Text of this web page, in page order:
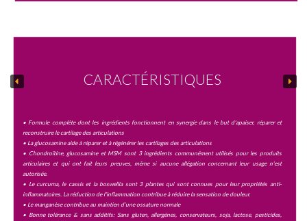
CARACTÉRISTIQUES
• Formule complète dont les ingrédients fonctionnent en synergie dans le but d'apaiser, réparer et
reconstruire le cartilage des articulations
• La glucosamine aide à réparer et à régénérer les cartilages des articulations
• Chondroïtine, glucosamine et MSM sont 3 ingrédients communément utilisés pour les produits
articulaires et qui ont fait leurs preuves, même si aucune allégation concernant leur usage n'est
autorisée.
• Le curcuma, le cassis et la boswellia sont 3 plantes qui sont connues pour leur propriétés anti-
inflammatoires. La réduction de l'inflammation contribue à réduire la sensation de douleur.
• Le manganèse contribue au maintien d’une ossature normale
• Bonne tolérance & sans additifs: Sans gluten, allergènes, conservateurs, soja, lactose, pesticides,